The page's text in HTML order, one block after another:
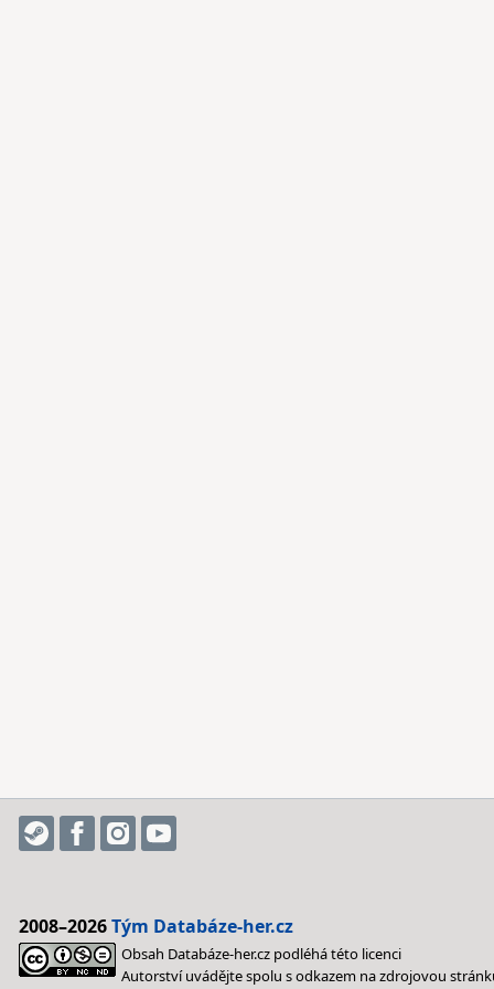
2008–2026Tým Databáze-her.cz
Obsah Databáze-her.cz podléhá této licenci
Autorství uvádějte spolu s odkazem na zdrojovou